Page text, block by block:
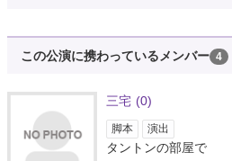
この公演に携わっているメンバー 4
三宅 (0)
脚本 演出
タントンの部屋で